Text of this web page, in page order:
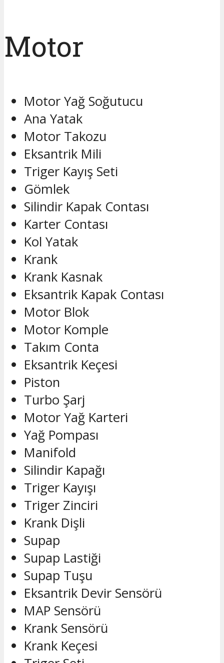
Motor
Motor Yağ Soğutucu
Ana Yatak
Motor Takozu
Eksantrik Mili
Triger Kayış Seti
Gömlek
Silindir Kapak Contası
Karter Contası
Kol Yatak
Krank
Krank Kasnak
Eksantrik Kapak Contası
Motor Blok
Motor Komple
Takım Conta
Eksantrik Keçesi
Piston
Turbo Şarj
Motor Yağ Karteri
Yağ Pompası
Manifold
Silindir Kapağı
Triger Kayışı
Triger Zinciri
Krank Dişli
Supap
Supap Lastiği
Supap Tuşu
Eksantrik Devir Sensörü
MAP Sensörü
Krank Sensörü
Krank Keçesi